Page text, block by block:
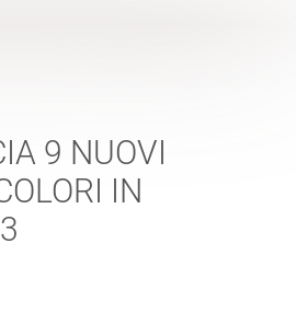
9 NUOVI
IN